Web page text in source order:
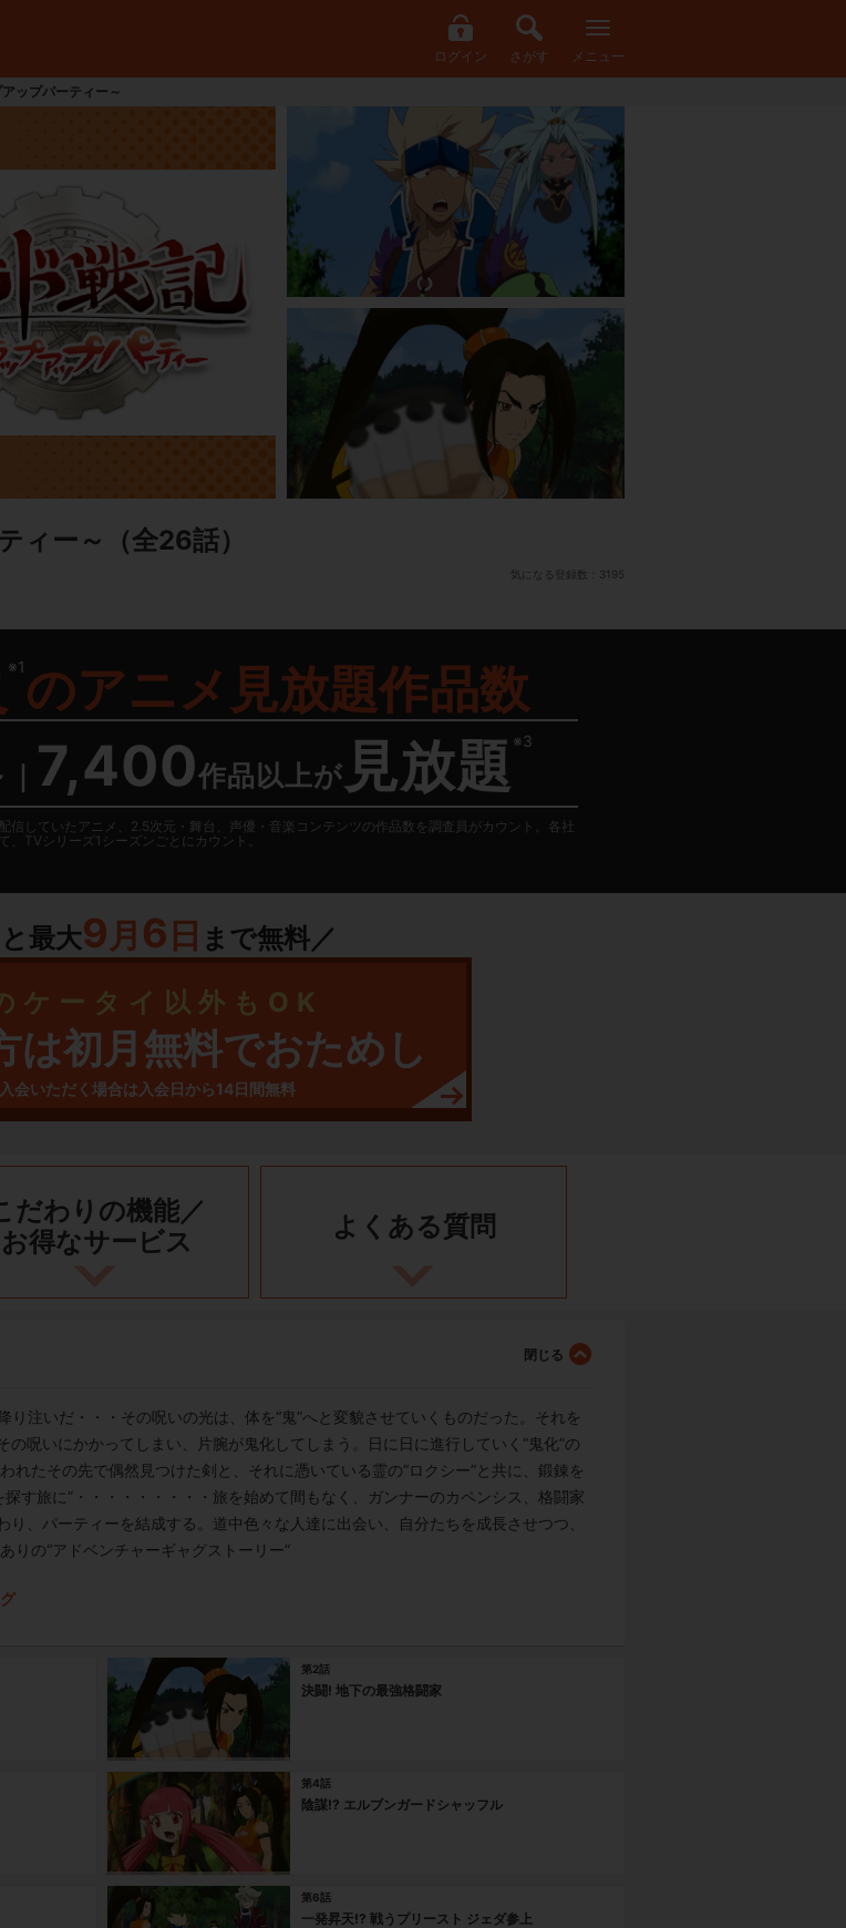
ログイン さがす メニュー
ップパーティー～
ィー～ （全26話）
気になる登録数： 3195
※1 のアニメ見放題作品数
7,400作品以上が 見放題 ※3
していたアニメ、2.5次元・舞台、声優・音楽コンテンツの作品数を調査員がカウント。各社
TVシリーズ1シーズンごとにカウント。
最大9月 6 日 まで無料／
ケータイ以外もOK
は初月無料でおためし
会いただく場合は入会日から14日間無料
だわりの機能／
お得なサービス
よくある質問
注いだ・・・その呪いの光は、体を“鬼”へと変貌させていくものだった。それを
の呪いにかかってしまい、片腕が鬼化してしまう。日に日に進行していく“鬼化”の
れたその先で偶然見つけた剣と、それに憑いている霊の“ロクシー”と共に、鍛錬を
す旅に”・・・・・・・・・旅を始めて間もなく、ガンナーのカペンシス、格闘家
、パーティーを結成する。道中色々な人達に出会い、自分たちを成長させつつ、
りの“アドベンチャーギャグストーリー”
第2話
決闘! 地下の最強格闘家
第4話
陰謀!? エルブンガードシャッフル
第6話
一発昇天!? 戦うプリースト ジェダ参上